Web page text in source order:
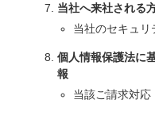
当社へ来社される
当社のセキュリ
個人情報保護法に
報
当該ご請求対応